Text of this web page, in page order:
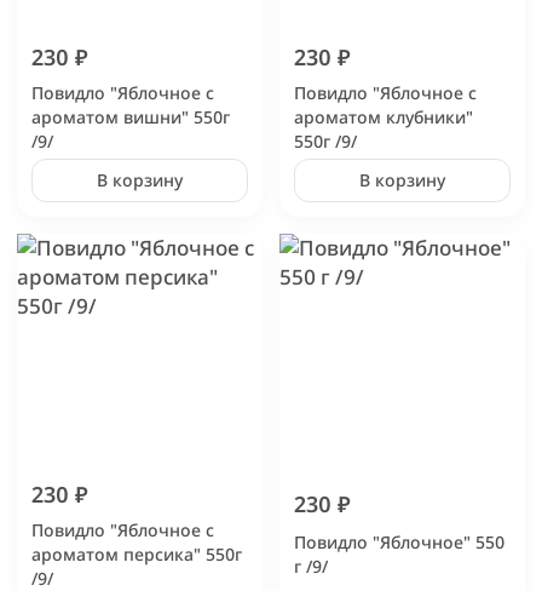
Повидло "Яблочное с
ароматом вишни" 550г
/9/
230 ₽
В корзину
Повидло "Яблочное с
ароматом клубники"
550г /9/
230 ₽
В корзину
Повидло "Яблочное с
ароматом персика" 550г
/9/
230 ₽
Повидло "Яблочное" 550
г /9/
230 ₽